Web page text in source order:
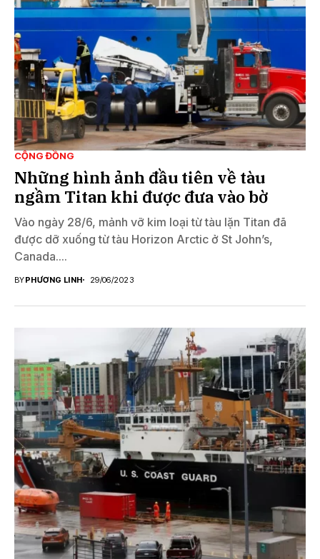
CỘNG ĐỒNG
Những hình ảnh đầu tiên về tàu
ngầm Titan khi được đưa vào bờ
Vào ngày 28/6, mảnh vỡ kim loại từ tàu lặn Titan đã
được dỡ xuống từ tàu Horizon Arctic ở St John’s,
Canada....
BYPHƯƠNG LINH 29/06/2023